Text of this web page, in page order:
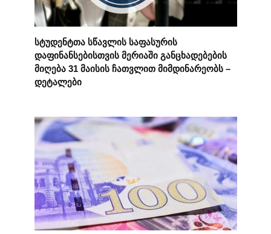
სტუდენტთა სწავლის საფასურის
დაფინანსებისთვის მერიაში განცხადებების
მიღება 31 მაისის ჩათვლით მიმდინარეობს –
დეტალები